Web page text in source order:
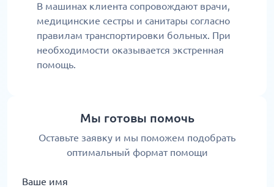
В машинах клиента сопровождают врачи,
медицинские сестры и санитары согласно
правилам транспортировки больных. При
необходимости оказывается экстренная
помощь.
Мы готовы помочь
Оставьте заявку и мы поможем подобрать
оптимальный формат помощи
Ваше имя